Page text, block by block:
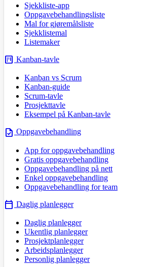
Sjekkliste-app
Oppgavebehandlingsliste
Mal for gjøremålsliste
Sjekklistemal
Listemaker
view_kanban Kanban-tavle
Kanban vs Scrum
Kanban-guide
Scrum-tavle
Prosjekttavle
Eksempel på Kanban-tavle
task Oppgavebehandling
App for oppgavebehandling
Gratis oppgavebehandling
Oppgavebehandling på nett
Enkel oppgavebehandling
Oppgavebehandling for team
calendar_today Daglig planlegger
Daglig planlegger
Ukentlig planlegger
Prosjektplanlegger
Arbeidsplanlegger
Personlig planlegger